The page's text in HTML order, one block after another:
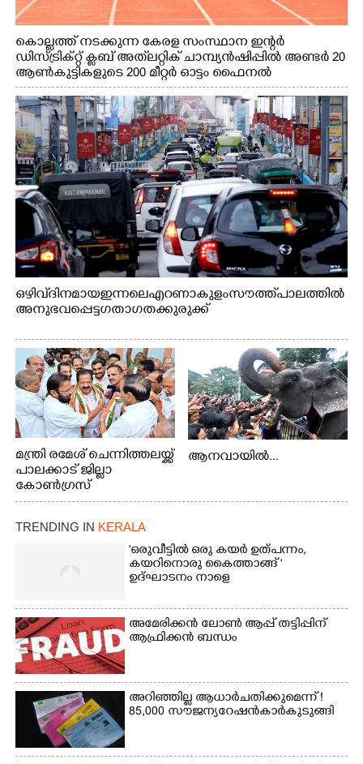
കൊല്ലത്ത് നടക്കുന്ന കേരള സംസ്ഥാന ഇന്റർ
ഡിസ്ട്രിക്റ്റ് ക്ലബ് അത്‌ലറ്റിക് ചാമ്പ്യൻഷിപ്പിൽ അണ്ടർ 20
ആൺകുട്ടികളുടെ 200 മീറ്റർ ഓട്ടം ഫൈനൽ
മത്സരത്തിനിടെ സിന്തറ്റിക് ട്രാക്കിന് കുറുകെ ഓടുന്ന
നായകൾ.
ഒഴിവ് ദിനമായ ഇന്നലെ എറണാകുളം സൗത്ത് പാലത്തിൽ
അനുഭവപ്പെട്ട ഗതാഗതക്കുരുക്ക്
മന്ത്രി രമേശ് ചെന്നിത്തലയ്ക്ക്
പാലക്കാട് ജില്ലാ
കോൺഗ്രസ്
ആനവായിൽ...
TRENDING IN KERALA
'ഒരുവീട്ടിൽ ഒരു കയർ ഉത്പന്നം,
കയറിനൊരു കൈത്താങ്ങ് '
ഉദ്ഘാടനം നാളെ
അമേരിക്കൻ ലോൺ ആപ്പ് തട്ടിപ്പിന്
ആഫ്രിക്കൻ ബന്ധം
അറിഞ്ഞില്ല ആധാർ ചതിക്കുമെന്ന് !
85,000 സൗജന്യ റേഷൻകാർ കുടുങ്ങി